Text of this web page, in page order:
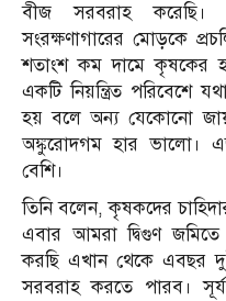
বীজ সরবরাহ
সংরক্ষণাগারের মোড়কে
শতাংশ কম দামে কৃষকের
একটি নিয়ন্ত্রিত পরিবেশে
হয় বলে অন্য যেকোনো
অঙ্কুরোদগম হার ভালো।
বেশি।
তিনি বলেন, কৃষকদের
এবার আমরা দ্বিগুণ
করছি এখান থেকে এবছর
সরবরাহ করতে পারব।